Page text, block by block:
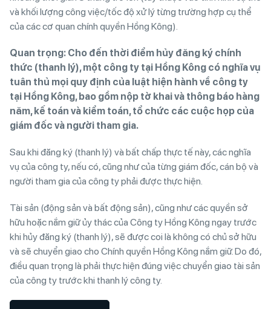
và khối lượng công việc/tốc độ xử lý từng trường hợp cụ thể
của các cơ quan chính quyền Hồng Kông).
Quan trọng: Cho đến thời điểm hủy đăng ký chính
thức (thanh lý), một công ty tại Hồng Kông có nghĩa vụ
tuân thủ mọi quy định của luật hiện hành về công ty
tại Hồng Kông, bao gồm nộp tờ khai và thông báo hàng
năm, kế toán và kiểm toán, tổ chức các cuộc họp của
giám đốc và người tham gia.
Sau khi đăng ký (thanh lý) và bất chấp thực tế này, các nghĩa
vụ của công ty, nếu có, cũng như của từng giám đốc, cán bộ và
người tham gia của công ty phải được thực hiện.
Tài sản (động sản và bất động sản), cũng như các quyền sở
hữu hoặc nắm giữ ủy thác của Công ty Hồng Kông ngay trước
khi hủy đăng ký (thanh lý), sẽ được coi là không có chủ sở hữu
và sẽ chuyển giao cho Chính quyền Hồng Kông nắm giữ. Do đó,
điều quan trọng là phải thực hiện đúng việc chuyển giao tài sản
của công ty trước khi thanh lý công ty.